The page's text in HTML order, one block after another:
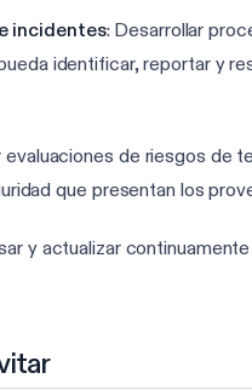
incidentes: Desarrollar
identificar, reportar y
evaluaciones de riesgos de
que presentan los
y actualizar